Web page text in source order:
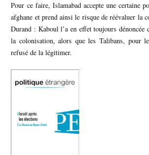
Pour ce faire, Islamabad accepte une certaine
afghane et prend ainsi le risque de réévaluer la
Durand : Kaboul l’a en effet toujours dénoncée
la colonisation, alors que les Talibans, pour
refusé de la légitimer.